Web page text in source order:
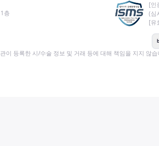
층
[인
(심
[유
이 등록한 시/수술 정보 및 거래 등에 대해 책임을 지지 않습